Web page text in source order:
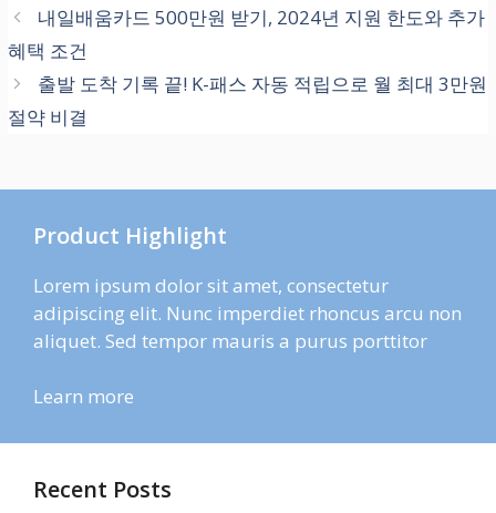
내일배움카드 500만원 받기, 2024년 지원 한도와 추가
혜택 조건
출발 도착 기록 끝! K-패스 자동 적립으로 월 최대 3만원
절약 비결
Product Highlight
Lorem ipsum dolor sit amet, consectetur
adipiscing elit. Nunc imperdiet rhoncus arcu non
aliquet. Sed tempor mauris a purus porttitor
Learn more
Recent Posts